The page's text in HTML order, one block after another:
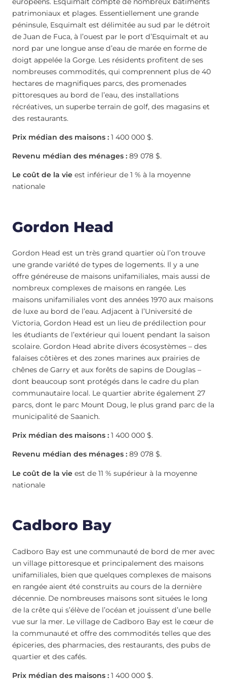
patrimoniaux et plages. Essentiellement une grande
péninsule, Esquimalt est délimitée au sud par le détroit
de Juan de Fuca, à l’ouest par le port d’Esquimalt et au
nord par une longue anse d’eau de marée en forme de
doigt appelée la Gorge. Les résidents profitent de ses
nombreuses commodités, qui comprennent plus de 40
hectares de magnifiques parcs, des promenades
pittoresques au bord de l’eau, des installations
récréatives, un superbe terrain de golf, des magasins et
des restaurants.
Prix médian des maisons : 1 400 000 $.
Revenu médian des ménages : 89 078 $.
Le coût de la vie est inférieur de 1 % à la moyenne
nationale
Gordon Head
Gordon Head est un très grand quartier où l’on trouve
une grande variété de types de logements. Il y a une
offre généreuse de maisons unifamiliales, mais aussi de
nombreux complexes de maisons en rangée. Les
maisons unifamiliales vont des années 1970 aux maisons
de luxe au bord de l’eau. Adjacent à l’Université de
Victoria, Gordon Head est un lieu de prédilection pour
les étudiants de l’extérieur qui louent pendant la saison
scolaire. Gordon Head abrite divers écosystèmes – des
falaises côtières et des zones marines aux prairies de
chênes de Garry et aux forêts de sapins de Douglas –
dont beaucoup sont protégés dans le cadre du plan
communautaire local. Le quartier abrite également 27
parcs, dont le parc Mount Doug, le plus grand parc de la
municipalité de Saanich.
Prix médian des maisons : 1 400 000 $.
Revenu médian des ménages : 89 078 $.
Le coût de la vie est de 11 % supérieur à la moyenne
nationale
Cadboro Bay
Cadboro Bay est une communauté de bord de mer avec
un village pittoresque et principalement des maisons
unifamiliales, bien que quelques complexes de maisons
en rangée aient été construits au cours de la dernière
décennie. De nombreuses maisons sont situées le long
de la crête qui s’élève de l’océan et jouissent d’une belle
vue sur la mer. Le village de Cadboro Bay est le cœur de
la communauté et offre des commodités telles que des
épiceries, des pharmacies, des restaurants, des pubs de
quartier et des cafés.
Prix médian des maisons : 1 400 000 $.